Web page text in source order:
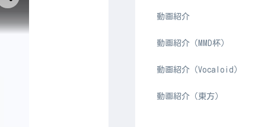
動画紹介
動画紹介（MMD杯）
動画紹介（Vocaloid）
動画紹介（東方）